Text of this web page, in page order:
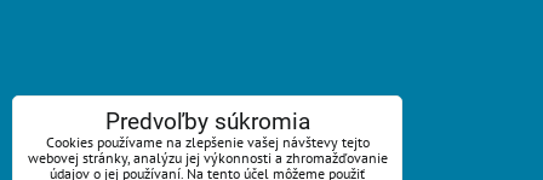
ZAVOLÁME VÁM SPÄŤ
Váš telefón:*
Predvoľby súkromia
Cookies používame na zlepšenie vašej návštevy tejto
webovej stránky, analýzu jej výkonnosti a zhromažďovanie
údajov o jej používaní. Na tento účel môžeme použiť